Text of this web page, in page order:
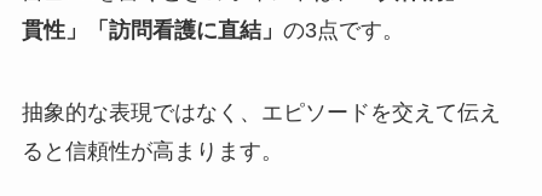
貫性」「訪問看護に直結」 の3点です。
抽象的な表現ではなく、エピソードを交えて伝え
ると信頼性が高まります。